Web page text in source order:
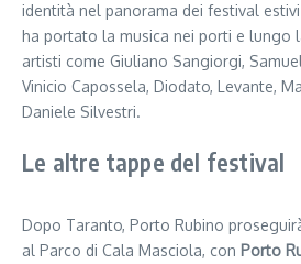
identità nel panorama dei festival
ha portato la musica nei porti e lungo
artisti come Giuliano Sangiorgi,
Vinicio Capossela, Diodato, Levante,
Daniele Silvestri.
Le altre tappe del festival
Dopo Taranto, Porto Rubino
al Parco di Cala Masciola, con Porto